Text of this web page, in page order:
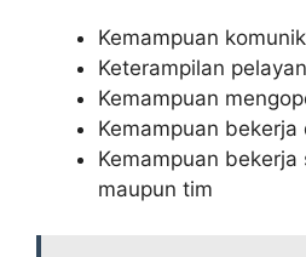
Kemampuan
Keterampilan
Kemampuan
Kemampuan
Kemampuan
maupun tim